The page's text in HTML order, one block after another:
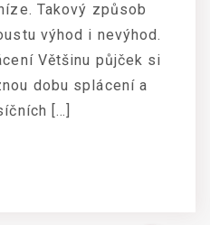
Takový způsob
výhod i nevýhod.
Většinu půjček si
dobu splácení a
[…]